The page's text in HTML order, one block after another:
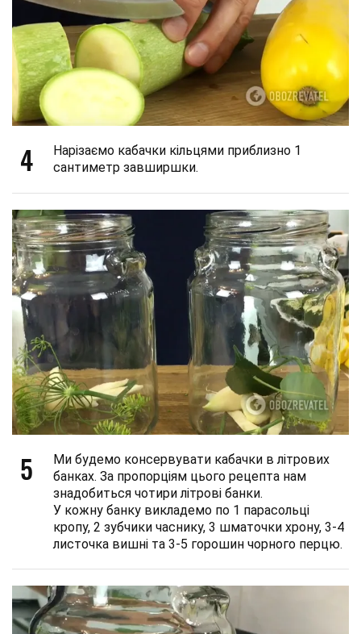
4
Нарізаємо кабачки кільцями приблизно 1
сантиметр завширшки.
5
Ми будемо консервувати кабачки в літрових
банках. За пропорціям цього рецепта нам
знадобиться чотири літрові банки.
У кожну банку викладемо по 1 парасольці
кропу, 2 зубчики часнику, 3 шматочки хрону, 3-4
листочка вишні та 3-5 горошин чорного перцю.